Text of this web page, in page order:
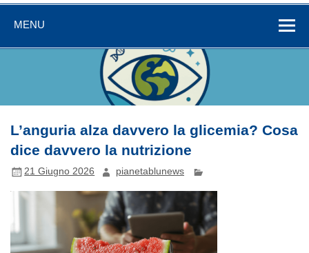
MENU
L’anguria alza davvero la glicemia? Cosa
dice davvero la nutrizione
21 Giugno 2026 pianetablunews